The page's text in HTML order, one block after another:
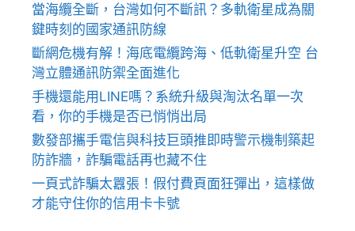
當海纜全斷，台灣如何不斷訊？多軌衛星成為關
鍵時刻的國家通訊防線
斷網危機有解！海底電纜跨海、低軌衛星升空 台
灣立體通訊防禦全面進化
手機還能用LINE嗎？系統升級與淘汰名單一次
看，你的手機是否已悄悄出局
數發部攜手電信與科技巨頭推即時警示機制築起
防詐牆，詐騙電話再也藏不住
一頁式詐騙太囂張！假付費頁面狂彈出，這樣做
才能守住你的信用卡卡號